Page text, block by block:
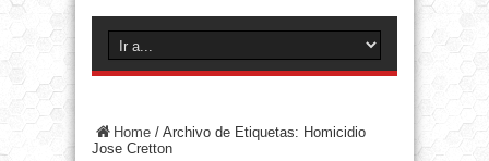
Home / Archivo de Etiquetas: Homicidio
Jose Cretton